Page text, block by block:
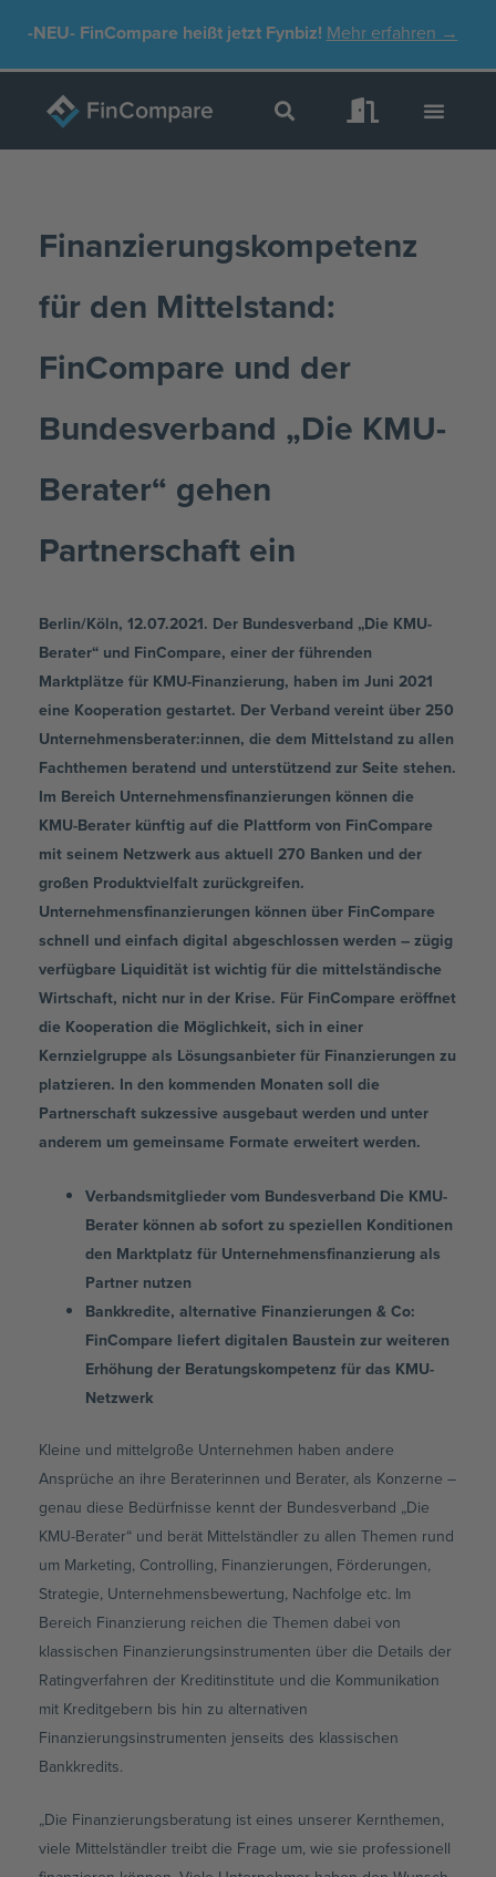
-NEU-FinCompare heißt jetzt Fynbiz! Mehr erfahren →
Finanzierungskompetenz
für den Mittelstand:
FinCompare und der
Bundesverband „Die KMU-
Berater“ gehen
Partnerschaft ein
Berlin/Köln, 12.07.2021. Der Bundesverband „Die KMU-
Berater“ und FinCompare, einer der führenden
Marktplätze für KMU-Finanzierung, haben im Juni 2021
eine Kooperation gestartet. Der Verband vereint über 250
Unternehmensberater:innen, die dem Mittelstand zu allen
Fachthemen beratend und unterstützend zur Seite stehen.
Im Bereich Unternehmensfinanzierungen können die
KMU-Berater künftig auf die Plattform von FinCompare
mit seinem Netzwerk aus aktuell 270 Banken und der
großen Produktvielfalt zurückgreifen.
Unternehmensfinanzierungen können über FinCompare
schnell und einfach digital abgeschlossen werden – zügig
verfügbare Liquidität ist wichtig für die mittelständische
Wirtschaft, nicht nur in der Krise. Für FinCompare eröffnet
die Kooperation die Möglichkeit, sich in einer
Kernzielgruppe als Lösungsanbieter für Finanzierungen zu
platzieren. In den kommenden Monaten soll die
Partnerschaft sukzessive ausgebaut werden und unter
anderem um gemeinsame Formate erweitert werden.
Verbandsmitglieder vom Bundesverband Die KMU-
Berater können ab sofort zu speziellen Konditionen
den Marktplatz für Unternehmensfinanzierung als
Partner nutzen
Bankkredite, alternative Finanzierungen & Co:
FinCompare liefert digitalen Baustein zur weiteren
Erhöhung der Beratungskompetenz für das KMU-
Netzwerk
Kleine und mittelgroße Unternehmen haben andere
Ansprüche an ihre Beraterinnen und Berater, als Konzerne –
genau diese Bedürfnisse kennt der Bundesverband „Die
KMU-Berater“ und berät Mittelständler zu allen Themen rund
um Marketing, Controlling, Finanzierungen, Förderungen,
Strategie, Unternehmensbewertung, Nachfolge etc. Im
Bereich Finanzierung reichen die Themen dabei von
klassischen Finanzierungsinstrumenten über die Details der
Ratingverfahren der Kreditinstitute und die Kommunikation
mit Kreditgebern bis hin zu alternativen
Finanzierungsinstrumenten jenseits des klassischen
Bankkredits.
„Die Finanzierungsberatung ist eines unserer Kernthemen,
viele Mittelständler treibt die Frage um, wie sie professionell